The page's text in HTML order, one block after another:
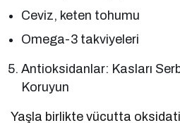
Ceviz, keten tohumu
Omega-3 takviyeleri
Antioksidanlar: Kasları
Koruyun
Yaşla birlikte vücutta